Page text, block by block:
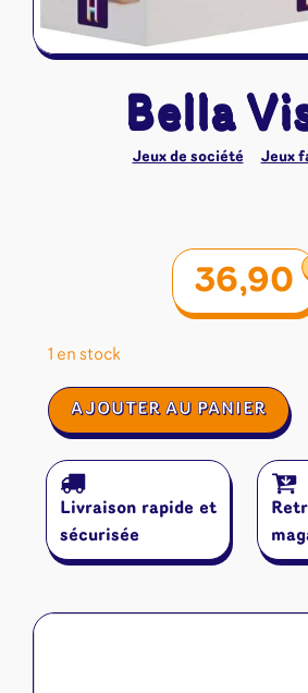
Bella
Jeux de société Jeux
36,90
1 en stock
quantité
de
Vista
AJOUTER AU PANIER
Livraison rapide et
sécurisée